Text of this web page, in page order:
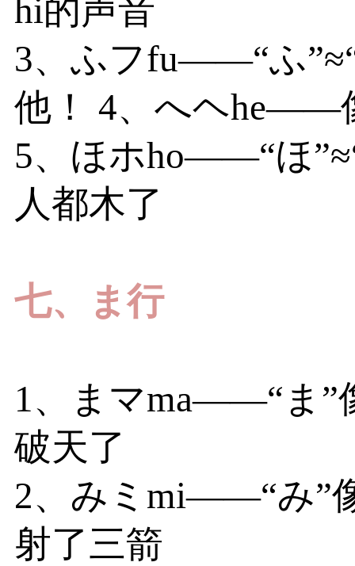
hi的声音
3、ふフfu——“ふ
他！ 4、へヘhe——
5、ほホho——“ほ
人都木了
七、ま行
1、まマma——“ま”
破天了
2、みミmi——“み”
射了三箭